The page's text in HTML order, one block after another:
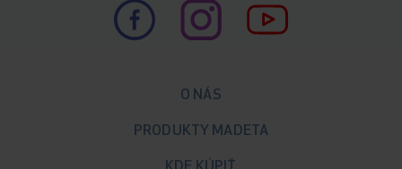
O NÁS
PRODUKTY MADETA